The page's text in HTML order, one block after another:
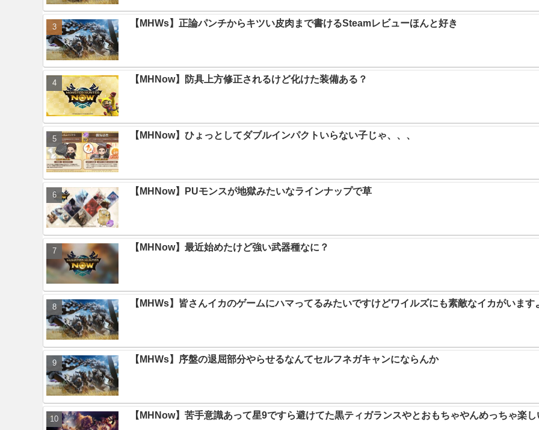
【MHWs】正論パンチからキツい皮肉まで書けるSteamレビューほんと好き
【MHNow】防具上方修正されるけど化けた装備ある？
【MHNow】ひょっとしてダブルインパクトいらない子じゃ、、、
【MHNow】PUモンスが地獄みたいなラインナップで草
【MHNow】最近始めたけど強い武器種なに？
【MHWs】皆さんイカのゲームにハマってるみたいですけどワイルズにも素敵なイカがいます
【MHWs】序盤の退屈部分やらせるなんてセルフネガキャンにならんか
【MHNow】苦手意識あって星9ですら避けてた黒ティガランスやとおもちゃやんめっちゃ楽し